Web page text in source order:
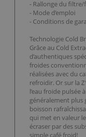
- Rallonge du
- Mode d’emploi
- Conditions de
Technologie Cold
Grâce au Cold
d’authentiques
froides
réalisées avec du
refroidir. Or sur la
l’eau froide
généralement plus
boisson
qui met en valeur
écraser par des
simple café froid!